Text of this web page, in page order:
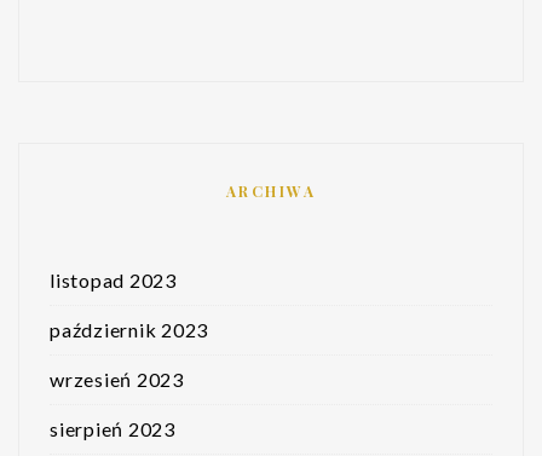
ARCHIWA
listopad 2023
październik 2023
wrzesień 2023
sierpień 2023